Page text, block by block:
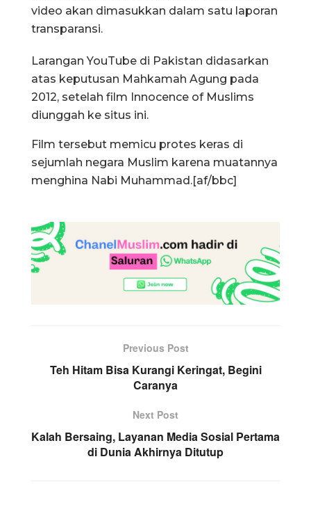
video akan dimasukkan dalam satu laporan
transparansi.
Larangan YouTube di Pakistan didasarkan
atas keputusan Mahkamah Agung pada
2012, setelah film Innocence of Muslims
diunggah ke situs ini.
Film tersebut memicu protes keras di
sejumlah negara Muslim karena muatannya
menghina Nabi Muhammad.[af/bbc]
Previous Post
Teh Hitam Bisa Kurangi Keringat, Begini
Caranya
Next Post
Kalah Bersaing, Layanan Media Sosial Pertama
di Dunia Akhirnya Ditutup